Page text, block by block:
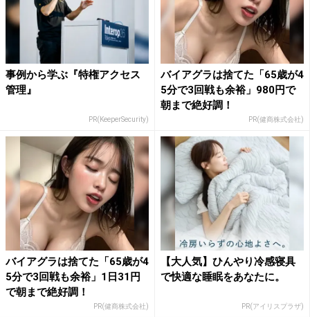
事例から学ぶ『特権アクセス
管理』
PR(KeeperSecurity)
バイアグラは捨てた「65歳が4
5分で3回戦も余裕」980円で
朝まで絶好調！
PR(健商株式会社)
バイアグラは捨てた「65歳が4
5分で3回戦も余裕」1日31円
で朝まで絶好調！
PR(健商株式会社)
【大人気】ひんやり冷感寝具
で快適な睡眠をあなたに。
PR(アイリスプラザ)